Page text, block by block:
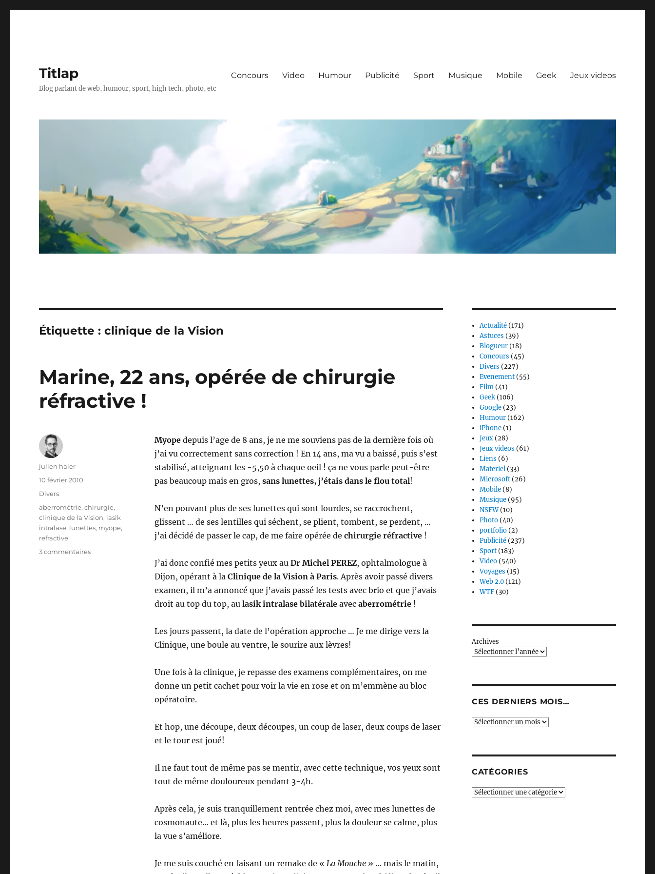
Titlap
Blog parlant de web, humour, sport, high tech, photo, etc
Concours Video Humour Publicité Sport Musique Mobile Geek Jeux videos
Étiquette :clinique de la Vision
Marine, 22 ans, opérée de chirurgie
réfractive !
Myopedepuis l’age de 8 ans, je ne me souviens pas de la dernière fois où
j’ai vu correctement sans correction ! En 14 ans, ma vu a baissé, puis s’est
stabilisé, atteignant les -5,50 à chaque oeil ! ça ne vous parle peut-être
pas beaucoup mais en gros, sans lunettes, j’étais dans le flou total!
N’en pouvant plus de ses lunettes qui sont lourdes, se raccrochent,
glissent … de ses lentilles qui séchent, se plient, tombent, se perdent, …
j’ai décidé de passer le cap, de me faire opérée de chirurgie réfractive !
J’ai donc confié mes petits yeux au Dr Michel PEREZ, ophtalmologue à
Dijon, opérant à la Clinique de la Vision à Paris. Après avoir passé divers
examen, il m’a annoncé que j’avais passé les tests avec brio et que j’avais
droit au top du top, au lasik intralase bilatéraleavec aberrométrie!
Les jours passent, la date de l’opération approche … Je me dirige vers la
Clinique, une boule au ventre, le sourire aux lèvres!
Une fois à la clinique, je repasse des examens complémentaires, on me
donne un petit cachet pour voir la vie en rose et on m’emmène au bloc
opératoire.
Et hop, une découpe, deux découpes, un coup de laser, deux coups de laser
et le tour est joué!
Il ne faut tout de même pas se mentir, avec cette technique, vos yeux sont
tout de même douloureux pendant 3-4h.
Après cela, je suis tranquillement rentrée chez moi, avec mes lunettes de
cosmonaute… et là, plus les heures passent, plus la douleur se calme, plus
la vue s’améliore.
Je me suis couché en faisant un remake de « La Mouche» … mais le matin,
Auteur
julien haler
Publié
10 février 2010
Catégories
Divers
Étiquettes
aberrométrie,chirurgie,
clinique de la Vision, lasik
intralase, lunettes, myope,
refractive
3 commentairessur
Actualité (171)
Astuces (39)
Blogueur (18)
Concours (45)
Divers (227)
Evenement (55)
Film (41)
Geek (106)
Google (23)
Humour (162)
iPhone (1)
Jeux (28)
Jeux videos (61)
Liens (6)
Materiel (33)
Microsoft (26)
Mobile (8)
Musique (95)
NSFW(10)
Photo (40)
portfolio (2)
Publicité (237)
Sport (183)
Video (540)
Voyages (15)
Web 2.0 (121)
WTF (30)
Archives
CES DERNIERS MOIS…
Ces
CATÉGORIES
Catégories